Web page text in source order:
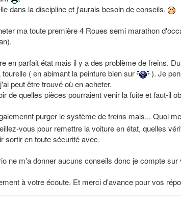
dans la discipline et j'aurais besoin de conseils.
ma toute première 4 Roues semi marathon
en parfait état mais il y a des problème de freins.
( en abimant la peinture bien sur
). Je
peut être trouvé où en acheter.
de quelles pièces pourraient venir la fuite et faut-il
purger le système de freins mais... Quoi
vous pour remettre la voiture en état, quelles
sortir en toute sécurité avec.
ne m'a donner aucuns conseils donc je compte sur
à votre écoute. Et merci d'avance pour vos